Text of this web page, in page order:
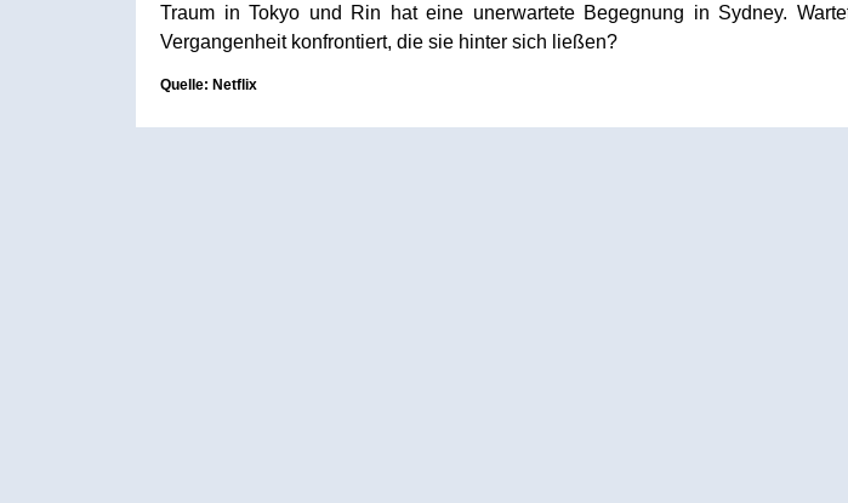
Traum in Tokyo und Rin hat eine unerwartete Begegnung in Sydney.
Vergangenheit konfrontiert, die sie hinter sich ließen?
Quelle: Netflix